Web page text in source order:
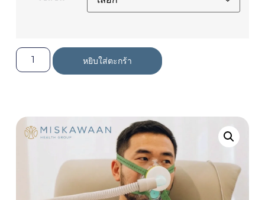
หยิบใส่ตะกร้า